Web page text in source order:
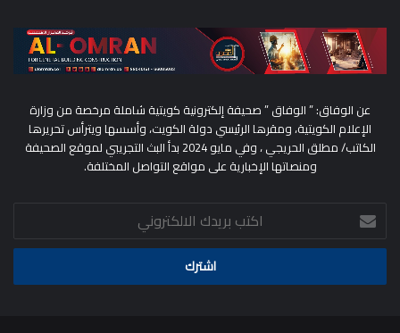
عن الوفاق: ” الوفاق ” صحيفة إلكترونية كويتية شاملة مرخصة من وزارة
الإعلام الكويتية، ومقرها الرئيسي دولة الكويت، وأسسها ويترأس تحريرها
الكاتب/ مطلق الحريجي ، وفي مايو 2024 بدأ البث التجريبي لموقع الصحيفة
ومنصاتها الإخبارية على مواقع التواصل المختلفة.
اكتب
بريدك
الالكتروني